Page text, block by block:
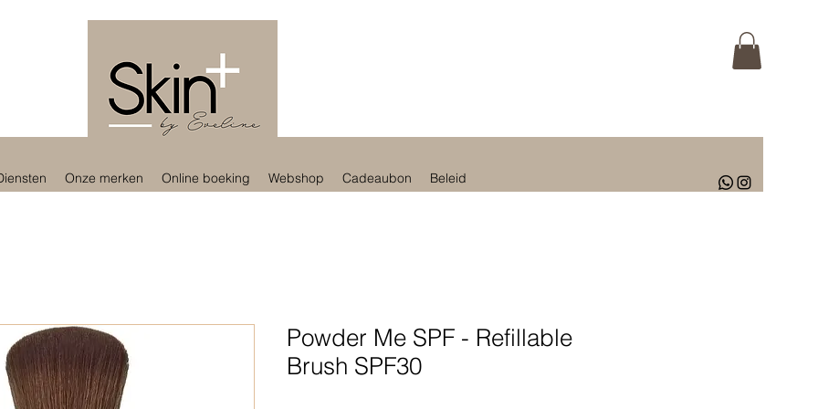
Onze merken Online boeking Webshop Cadeaubon Beleid
Powder Me SPF - Refillable
Brush SPF30